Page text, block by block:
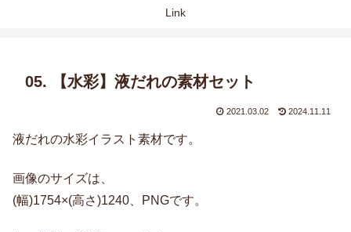
Link
05. 【水彩】液だれの素材セット
2021.03.02 2024.11.11
液だれの水彩イラスト素材です。
画像のサイズは、
(幅)1754×(高さ)1240、PNGです。